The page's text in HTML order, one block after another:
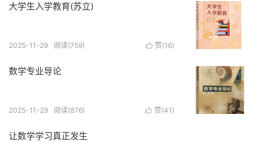
大学生入学教育(苏立)
 赞(16)
2025-11-29 阅读(759)
数学专业导论
 赞(41 )
2025-11-29 阅读(876)
让数学学习真正发生